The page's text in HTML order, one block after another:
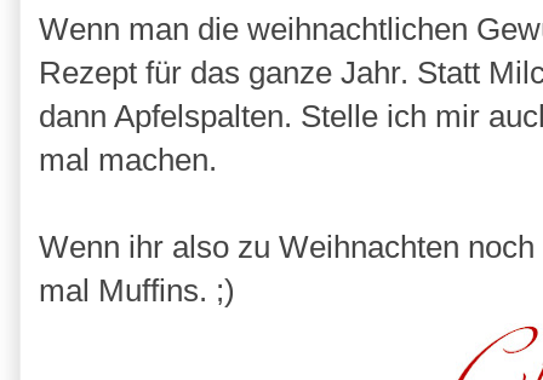
Wenn man die weihnachtlichen
Rezept für das ganze Jahr. Statt
dann Apfelspalten. Stelle ich mir
mal machen.
Wenn ihr also zu Weihnachten
mal Muffins. ;)